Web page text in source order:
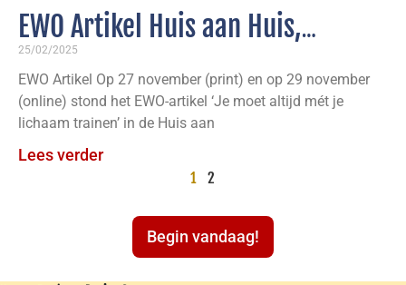
EWO Artikel Huis aan Huis,
Nieuwe Websites & EWO Examens
25/02/2025
EWO Artikel Op 27 november (print) en op 29 november
(online) stond het EWO-artikel ‘Je moet altijd mét je
lichaam trainen’ in de Huis aan
Lees verder
1
2
Begin vandaag!